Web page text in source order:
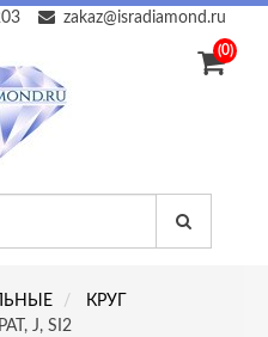
zakaz@isradiamond.ru
(0)
КРУГ
J, SI2